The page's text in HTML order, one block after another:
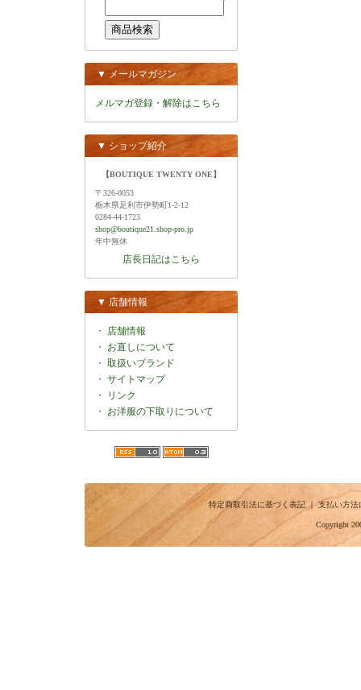
▼ メールマガジン
メルマガ登録・解除はこちら
▼ ショップ紹介
【BOUTIQUE TWENTY ONE】
〒326-0053
栃木県足利市伊勢町1-2-12
0284-44-1723
shop@boutique21.shop-pro.jp
年中無休
店長日記はこちら
▼ 店舗情報
・ 店舗情報
・ お直しについて
・ 取扱いブランド
・ サイトマップ
・
リンク
・ お洋服の下取りについて
特定商取引法に基づく表記｜支払い方法
Copyright